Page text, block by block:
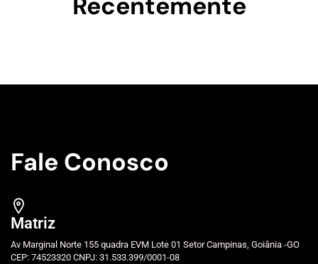
Fale Conosco
Matriz
Av Marginal Norte 155 quadra EVM Lote 01 Setor Campinas, Goiânia -GO
CEP: 74523320 CNPJ: 31.533.399/0001-08